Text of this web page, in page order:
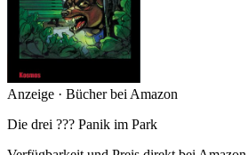
Anzeige · Bücher bei Amazon
Die drei ??? Panik im Park